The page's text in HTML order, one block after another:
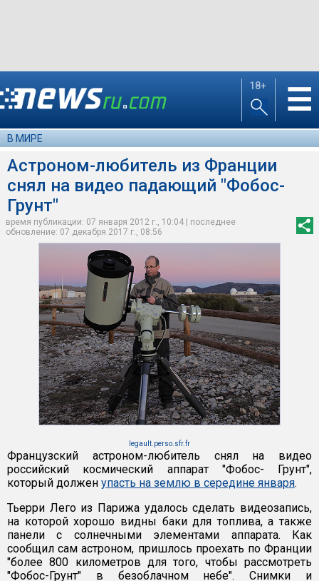
18+ ☰
В МИРЕ
Астроном-любитель из Франции
снял на видео падающий "Фобос-
Грунт"
время публикации: 07 января 2012 г., 10:04 | последнее
обновление: 07 декабря 2017 г., 08:56
legault.perso.sfr.fr
Французский астроном-любитель снял на видео
российский космический аппарат "Фобос- Грунт",
который должен упасть на землю в середине января.
Тьерри Лего из Парижа удалось сделать видеозапись,
на которой хорошо видны баки для топлива, а также
панели с солнечными элементами аппарата. Как
сообщил сам астроном, пришлось проехать по Франции
"более 800 километров для того, чтобы рассмотреть
"Фобос-Грунт" в безоблачном небе". Снимки и